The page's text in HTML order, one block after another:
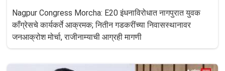
Nagpur Congress Morcha: E20 इंधनाविरोधात नागपुरात युवक
काँग्रेसचे कार्यकर्ते आक्रमक; नितीन गडकरींच्या निवासस्थानावर
जनआक्रोश मोर्चा, राजीनाम्याची आग्रही मागणी